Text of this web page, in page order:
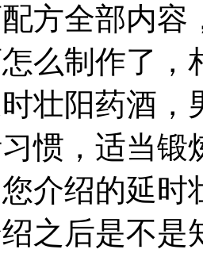
方全部内
么制作了
壮阳药酒
惯，适当
介绍的延
之后是不是